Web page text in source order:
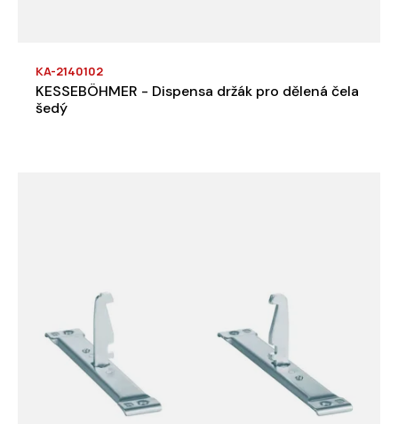
KA-2140102
KESSEBÖHMER - Dispensa držák pro dělená čela
šedý